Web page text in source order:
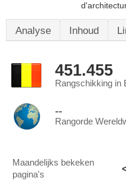
Analyse Inhoud
451.455
Rangschikking in
--
Rangorde
Maandelijks bekeken
pagina's